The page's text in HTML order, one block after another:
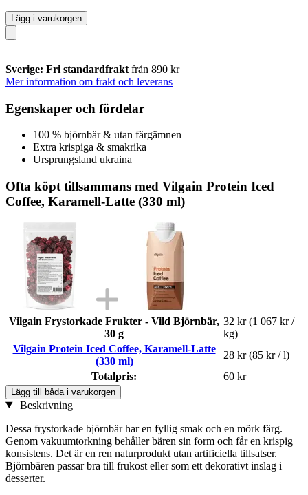
Lägg i varukorgen
Sverige: Fri standardfrakt från 890 kr
Mer information om frakt och leverans
Egenskaper och fördelar
100 % björnbär & utan färgämnen
Extra krispiga & smakrika
Ursprungsland ukraina
Ofta köpt tillsammans med Vilgain Protein Iced
Coffee, Karamell-Latte (330 ml)
Vilgain Frystorkade Frukter - Vild Björnbär,
30 g
32 kr (1 067 kr /
kg)
Vilgain Protein Iced Coffee, Karamell-Latte
(330 ml)
28 kr (85 kr / l)
Totalpris:
60 kr
Lägg till båda i varukorgen
Beskrivning
Dessa frystorkade björnbär har en fyllig smak och en mörk färg.
Genom vakuumtorkning behåller bären sin form och får en krispig
konsistens. Det är en ren naturprodukt utan artificiella tillsatser.
Björnbären passar bra till frukost eller som ett dekorativt inslag i
desserter.